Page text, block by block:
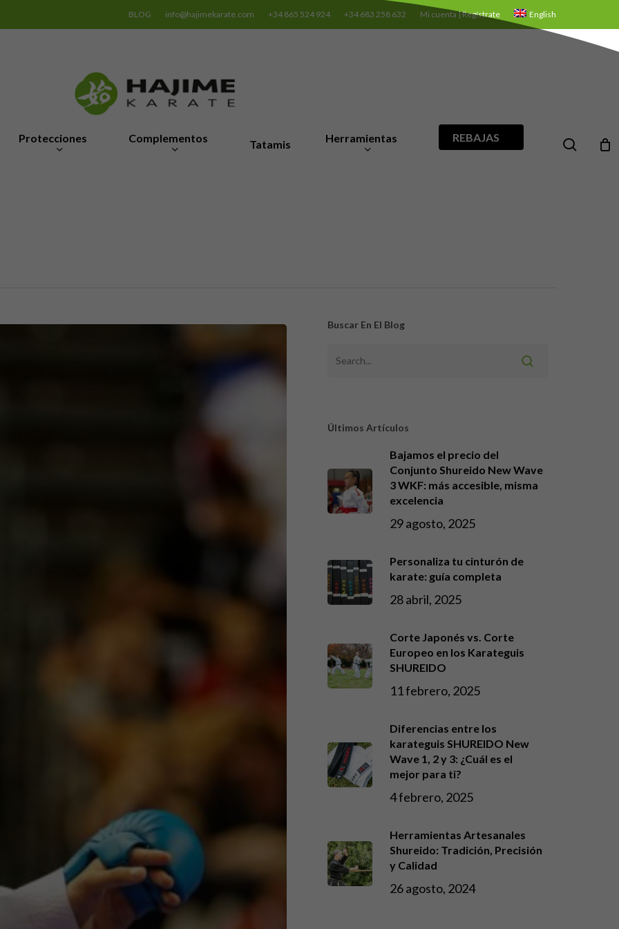
BLOG info@hajimekarate.com +34 865 524 924 +34 683 258 632 Mi cuenta | Regístrate English
Protecciones Complementos Tatamis Herramientas REBAJAS search
Buscar En El Blog
Últimos Artículos
Bajamos el precio del
Conjunto Shureido New Wave
3 WKF: más accesible, misma
excelencia
29 agosto, 2025
Personaliza tu cinturón de
karate: guía completa
28 abril, 2025
Corte Japonés vs. Corte
Europeo en los Karateguis
SHUREIDO
11 febrero, 2025
Diferencias entre los
karateguis SHUREIDO New
Wave 1, 2 y 3: ¿Cuál es el
mejor para ti?
4 febrero, 2025
Herramientas Artesanales
Shureido: Tradición, Precisión
y Calidad
26 agosto, 2024